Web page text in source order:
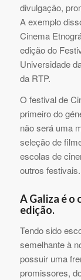
divulgação,
A exemplo
Cinema
edição do
Universidade
da RTP.
O festival de
primeiro do
não será uma
seleção de
escolas de
outros festivais.
A Galiza é
edição.
Tendo sido
semelhante à
possuir uma
promissores,